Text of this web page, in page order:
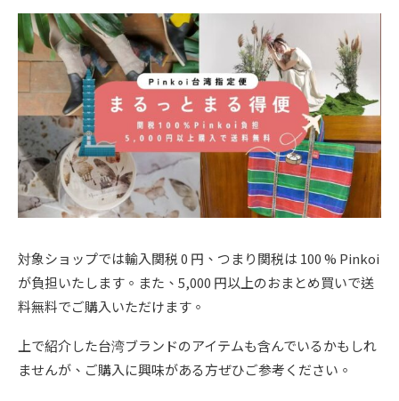
対象ショップでは輸入関税 0 円、つまり関税は 100 % Pinkoi
が負担いたします。また、5,000 円以上のおまとめ買いで送
料無料でご購入いただけます。
上で紹介した台湾ブランドのアイテムも含んでいるかもしれ
ませんが、ご購入に興味がある方ぜひご参考ください。